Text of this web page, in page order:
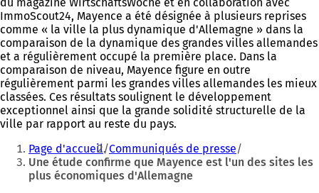
du magazine WirtschaftsWoche et en collaboration avec
ImmoScout24, Mayence a été désignée à plusieurs reprises
comme « la ville la plus dynamique d'Allemagne » dans la
comparaison de la dynamique des grandes villes allemandes
et a régulièrement occupé la première place. Dans la
comparaison de niveau, Mayence figure en outre
régulièrement parmi les grandes villes allemandes les mieux
classées. Ces résultats soulignent le développement
exceptionnel ainsi que la grande solidité structurelle de la
ville par rapport au reste du pays.
Vous
êtes
Page d'accueil Communiqués de presse
Une étude confirme que Mayence est l'un des sites les
plus économiques d'Allemagne